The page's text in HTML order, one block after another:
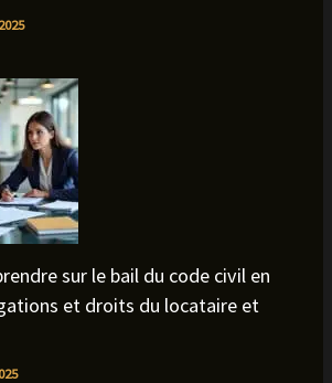
sur le bail du code civil en
et droits du locataire et